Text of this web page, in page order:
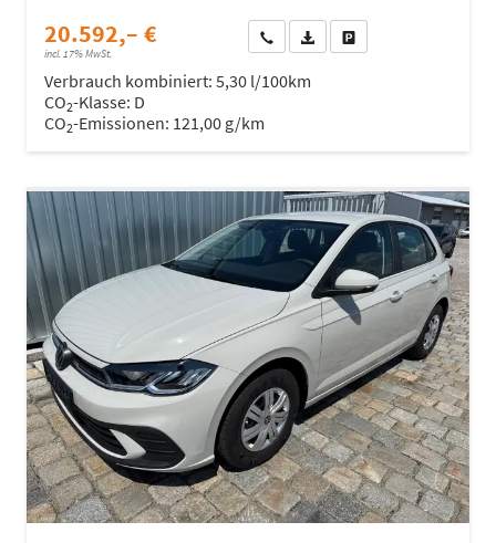
20.592,– €
incl. 17% MwSt.
Wir rufen Sie anFahrzeugexposé (PDF)
Verbrauch kombiniert: 5,30 l/100km
CO2-Klasse: D
CO2-Emissionen: 121,00 g/km